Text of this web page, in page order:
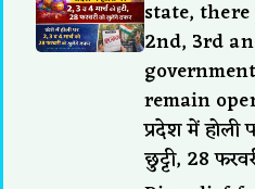
state,
2nd, 3rd
remain
प्रदेश में होली
छुट्टी, 28